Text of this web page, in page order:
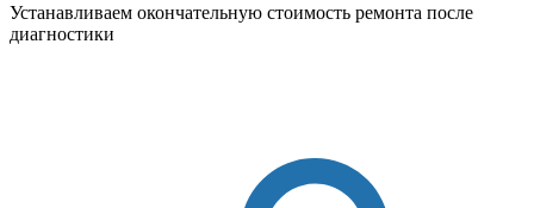
Устанавливаем окончательную стоимость ремонта после
диагностики